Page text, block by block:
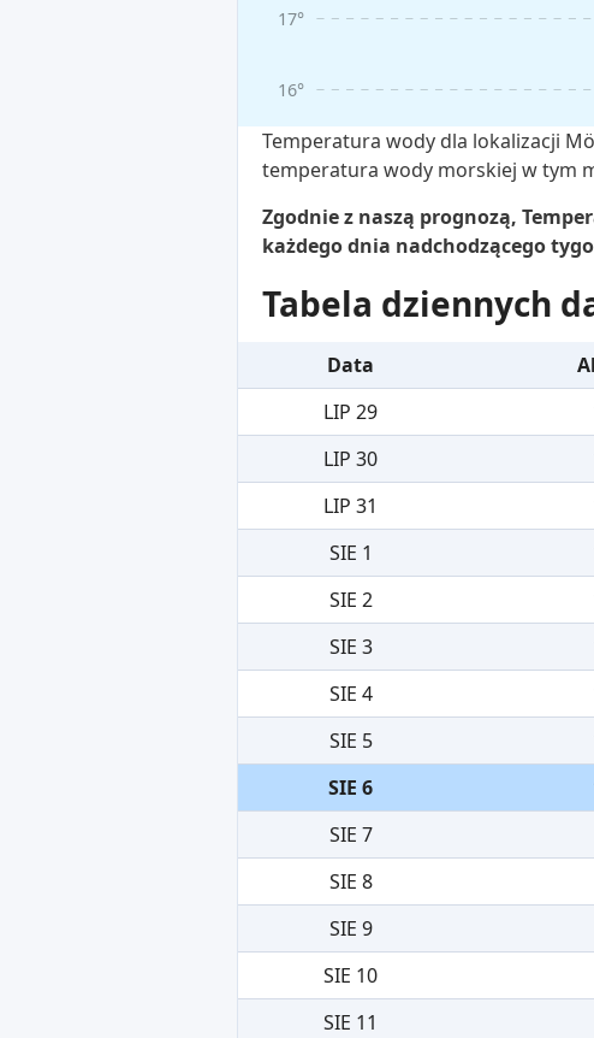
16°
17°
Temperatura wody dla lokalizacji
temperatura wody morskiej w tym
Zgodnie z naszą prognozą,
każdego dnia nadchodzącego
Tabela dziennych
Data
LIP 29
LIP 30
LIP 31
SIE 1
SIE 2
SIE 3
SIE 4
SIE 5
SIE 6
SIE 7
SIE 8
SIE 9
SIE 10
SIE 11